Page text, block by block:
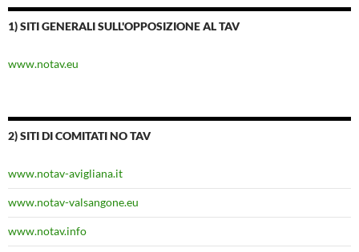
1) SITI GENERALI SULL'OPPOSIZIONE AL TAV
www.notav.eu
2) SITI DI COMITATI NO TAV
www.notav-avigliana.it
www.notav-valsangone.eu
www.notav.info